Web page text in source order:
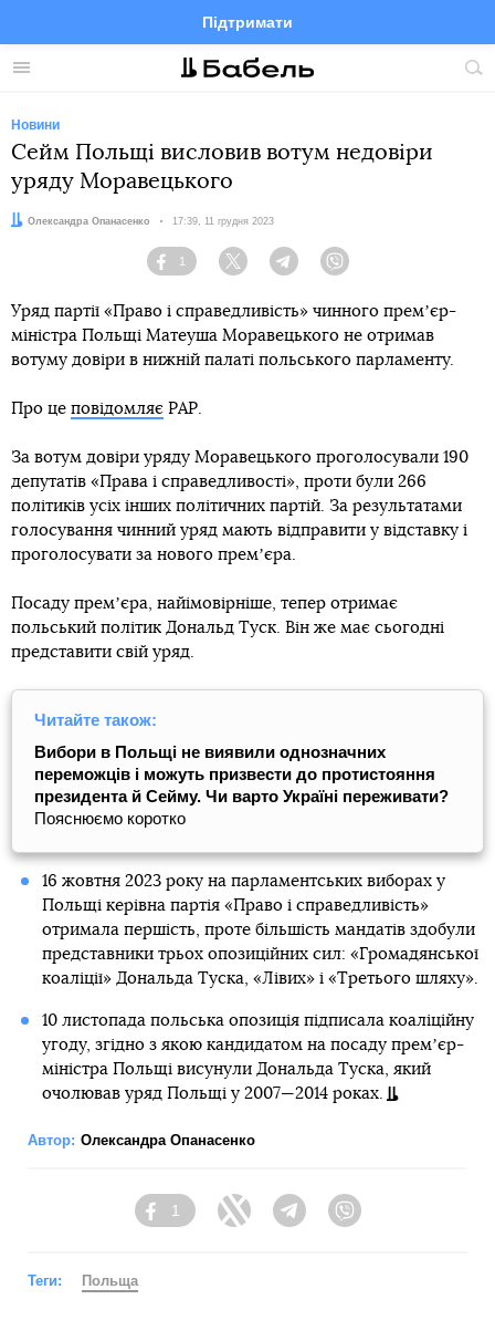
Меню
Підтримати
FacebookTelegramTwitter
Новини
Сейм Польщі висловив вотум недовіри
уряду Моравецького
Автор:
Олександра Опанасенко Дата:
17:39, 11 грудня 2023
Facebook
1
Twitter TelegramViber
Уряд партії «Право і справедливість» чинного премʼєр-
міністра Польщі Матеуша Моравецького не отримав
вотуму довіри в нижній палаті польського парламенту.
Про це повідомляє РАР.
За вотум довіри уряду Моравецького проголосували 190
депутатів «Права і справедливості», проти були 266
політиків усіх інших політичних партій. За результатами
голосування чинний уряд мають відправити у відставку і
проголосувати за нового премʼєра.
Посаду премʼєра, найімовірніше, тепер отримає
польський політик Дональд Туск. Він же має сьогодні
представити свій уряд.
Читайте також:
Вибори в Польщі не виявили однозначних
переможців і можуть призвести до протистояння
президента й Сейму. Чи варто Україні переживати?
Пояснюємо коротко
16 жовтня 2023 року на парламентських виборах у
Польщі керівна партія «Право і справедливість»
отримала першість, проте більшість мандатів здобули
представники трьох опозиційних сил: «Громадянської
коаліції» Дональда Туска, «Лівих» і «Третього шляху».
10 листопада польська опозиція підписала коаліційну
угоду, згідно з якою кандидатом на посаду премʼєр-
міністра Польщі висунули Дональда Туска, який
очолював уряд Польщі у 2007—2014 роках.
Автор: Олександра Опанасенко
Facebook
1
Twitter TelegramViber
Теги: Польща